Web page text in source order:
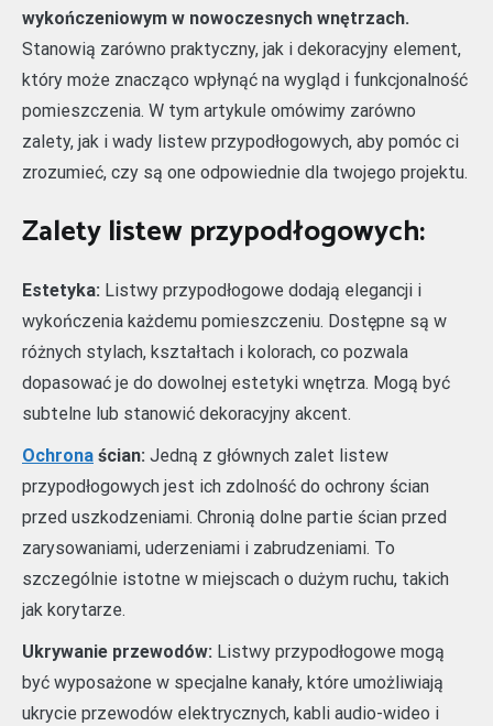
wykończeniowym w nowoczesnych wnętrzach.
Stanowią zarówno praktyczny, jak i dekoracyjny element,
który może znacząco wpłynąć na wygląd i funkcjonalność
pomieszczenia. W tym artykule omówimy zarówno
zalety, jak i wady listew przypodłogowych, aby pomóc ci
zrozumieć, czy są one odpowiednie dla twojego projektu.
Zalety listew przypodłogowych:
Estetyka: Listwy przypodłogowe dodają elegancji i
wykończenia każdemu pomieszczeniu. Dostępne są w
różnych stylach, kształtach i kolorach, co pozwala
dopasować je do dowolnej estetyki wnętrza. Mogą być
subtelne lub stanowić dekoracyjny akcent.
Ochrona ścian: Jedną z głównych zalet listew
przypodłogowych jest ich zdolność do ochrony ścian
przed uszkodzeniami. Chronią dolne partie ścian przed
zarysowaniami, uderzeniami i zabrudzeniami. To
szczególnie istotne w miejscach o dużym ruchu, takich
jak korytarze.
Ukrywanie przewodów: Listwy przypodłogowe mogą
być wyposażone w specjalne kanały, które umożliwiają
ukrycie przewodów elektrycznych, kabli audio-wideo i